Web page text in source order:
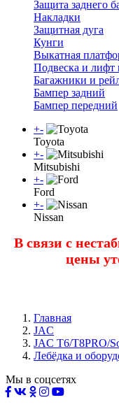
Защита заднего
Накладки
Защитная дуга
Кунги
Выкатная
Подвеска и лифт
Багажники и
Бампер задний
Бампер передний
+-
Toyota
+-
Mitsubishi
+-
Ford
+-
Nissan
В связи с
цены
Главная
JAC
JAC T6/T8PRO/
Лебёдка и
Мы в соцсетях